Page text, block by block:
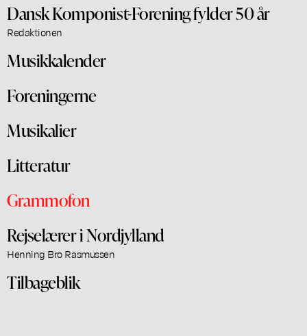
Dansk Komponist-Forening fylder 50 år
Redaktionen
Musikkalender
Foreningerne
Musikalier
Litteratur
Grammofon
Rejselærer i Nordjylland
Henning Bro Rasmussen
Tilbageblik